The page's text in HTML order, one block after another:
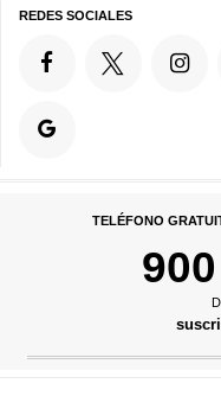
REDES SOCIALES
TELÉFONO